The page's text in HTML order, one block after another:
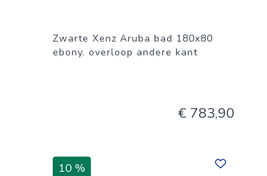
Zwarte Xenz Aruba bad 180x80
ebony. overloop andere kant
€ 783,90
10 %